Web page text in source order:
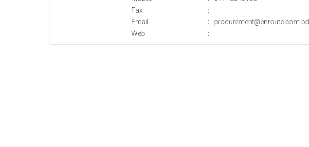
Fax
:
Email
:
procurement@enroute.com.bd
Web
: